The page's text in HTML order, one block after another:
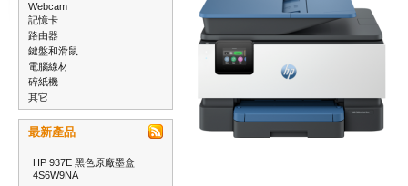
Webcam
記憶卡
路由器
鍵盤和滑鼠
電腦線材
碎紙機
其它
最新產品
HP 937E 黑色原廠墨盒
4S6W9NA